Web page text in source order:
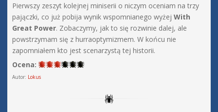
Pierwszy zeszyt kolejnej miniserii o niczym oceniam na trzy
pajączki, co już pobija wynik wspomnianego wyżej With
Great Power. Zobaczymy, jak to się rozwinie dalej, ale
powstrzymam się z hurraoptymizmem. W końcu nie
zapomniałem kto jest scenarzystą tej historii.
Ocena:
Autor: Lokus